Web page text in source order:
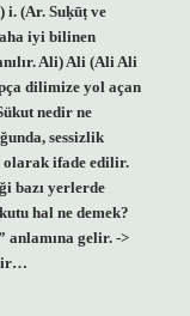
iyi bilinen
Ali) Ali (Ali Ali
dilimize yol açan
nedir ne
sessizlik
olarak ifade edilir.
bazı yerlerde
hal ne demek?
anlamına gelir. ->